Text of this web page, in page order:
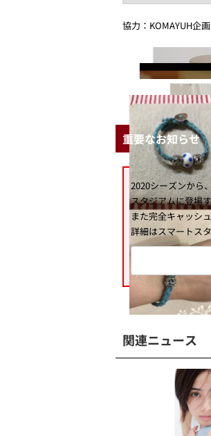
協力：KOMAYUH企画
重要なお知らせ
2020シーズンから
スタジアムに登場
また完全キャッシ
詳細はスマートス
関連ニュース